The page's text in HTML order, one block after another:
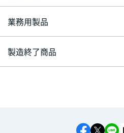
業務用製品
製造終了商品